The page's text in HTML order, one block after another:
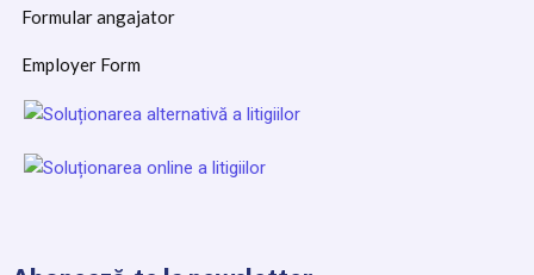
Formular angajator
Employer Form